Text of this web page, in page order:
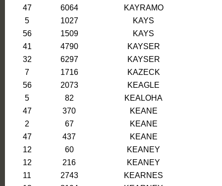
47
6064
KAYRAMO
5
1027
KAYS
56
1509
KAYS
41
4790
KAYSER
32
6297
KAYSER
7
1716
KAZECK
56
2073
KEAGLE
5
82
KEALOHA
47
370
KEANE
2
67
KEANE
47
437
KEANE
12
60
KEANEY
12
216
KEANEY
11
2743
KEARNES